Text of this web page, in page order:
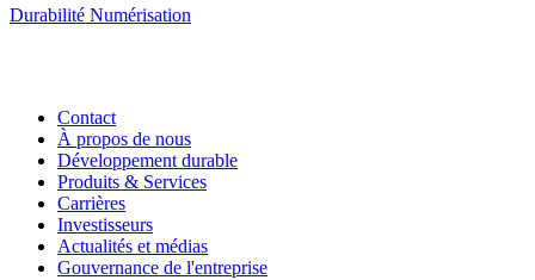
Durabilité Numérisation
Contact
À propos de nous
Développement durable
Produits & Services
Carrières
Investisseurs
Actualités et médias
Gouvernance de l'entreprise